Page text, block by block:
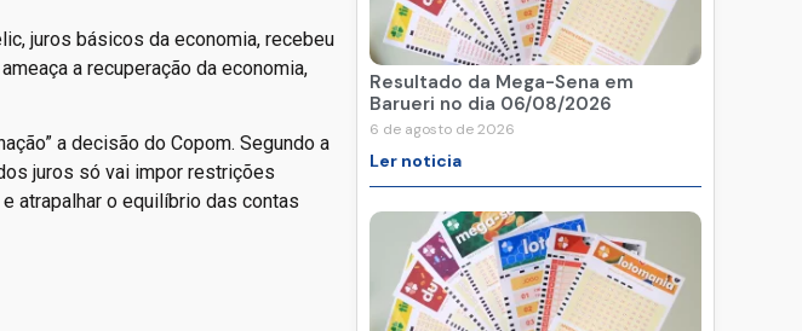
juros básicos da economia, recebeu
ameaça a recuperação da economia,
a decisão do Copom. Segundo a
juros só vai impor restrições
atrapalhar o equilíbrio das contas
Resultado da Mega-Sena em
Barueri no dia 06/08/2026
6 de agosto de 2026
Ler noticia